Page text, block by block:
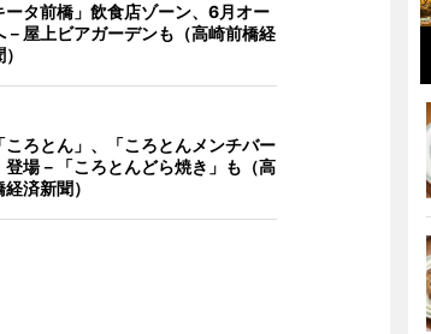
ータ前橋」飲食店ゾーン、6月オー
－屋上ビアガーデンも（高崎前橋経
ころとん」、「ころとんメンチバー
登場－「ころとんどら焼き」も（高
済新聞）